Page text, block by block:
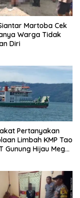
Martoba Cek
Warga Tidak
Diri
Pertanyakan
Limbah KMP Tao
Gunung Hijau Mega